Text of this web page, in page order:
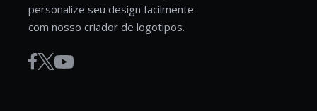
personalize seu design facilmente
com nosso criador de logotipos.